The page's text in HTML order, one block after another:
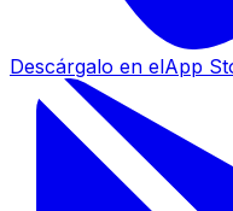
Descárgalo en elApp